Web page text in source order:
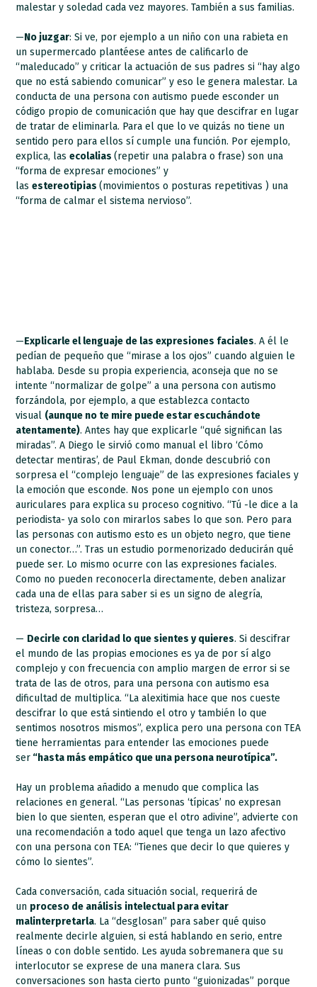
malestar y soledad cada vez mayores. También a sus familias.
—No juzgar: Si ve, por ejemplo a un niño con una rabieta en
un supermercado plantéese antes de calificarlo de
“maleducado” y criticar la actuación de sus padres si “hay algo
que no está sabiendo comunicar” y eso le genera malestar. La
conducta de una persona con autismo puede esconder un
código propio de comunicación que hay que descifrar en lugar
de tratar de eliminarla. Para el que lo ve quizás no tiene un
sentido pero para ellos sí cumple una función. Por ejemplo,
explica, lasecolalias(repetir una palabra o frase) son una
“forma de expresar emociones” y
lasestereotipias(movimientos o posturas repetitivas ) una
“forma de calmar el sistema nervioso”.
—Explicarle el lenguaje de las expresiones faciales. A él le
pedían de pequeño que “mirase a los ojos” cuando alguien le
hablaba. Desde su propia experiencia, aconseja que no se
intente “normalizar de golpe” a una persona con autismo
forzándola, por ejemplo, a que establezca contacto
visual (aunque no te mire puede estar escuchándote
atentamente). Antes hay que explicarle “qué significan las
miradas”. A Diego le sirvió como manual el libro ‘Cómo
detectar mentiras’, de Paul Ekman, donde descubrió con
sorpresa el “complejo lenguaje” de las expresiones faciales y
la emoción que esconde. Nos pone un ejemplo con unos
auriculares para explica su proceso cognitivo. “Tú -le dice a la
periodista- ya solo con mirarlos sabes lo que son. Pero para
las personas con autismo esto es un objeto negro, que tiene
un conector…”. Tras un estudio pormenorizado deducirán qué
puede ser. Lo mismo ocurre con las expresiones faciales.
Como no pueden reconocerla directamente, deben analizar
cada una de ellas para saber si es un signo de alegría,
tristeza, sorpresa…
— Decirle con claridad lo que sientes y quieres. Si descifrar
el mundo de las propias emociones es ya de por sí algo
complejo y con frecuencia con amplio margen de error si se
trata de las de otros, para una persona con autismo esa
dificultad de multiplica. “La alexitimia hace que nos cueste
descifrar lo que está sintiendo el otro y también lo que
sentimos nosotros mismos”, explica pero una persona con TEA
tiene herramientas para entender las emociones puede
ser “hasta más empático que una persona neurotípica”.
Hay un problema añadido a menudo que complica las
relaciones en general. “Las personas ‘típicas’ no expresan
bien lo que sienten, esperan que el otro adivine”, advierte con
una recomendación a todo aquel que tenga un lazo afectivo
con una persona con TEA: “Tienes que decir lo que quieres y
cómo lo sientes”.
Cada conversación, cada situación social, requerirá de
un proceso de análisis intelectual para evitar
malinterpretarla. La “desglosan” para saber qué quiso
realmente decirle alguien, si está hablando en serio, entre
líneas o con doble sentido. Les ayuda sobremanera que su
interlocutor se exprese de una manera clara. Sus
conversaciones son hasta cierto punto “guionizadas” porque